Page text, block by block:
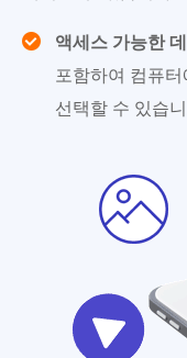
액세스 가능한
포함하여 컴퓨
선택할 수 있습